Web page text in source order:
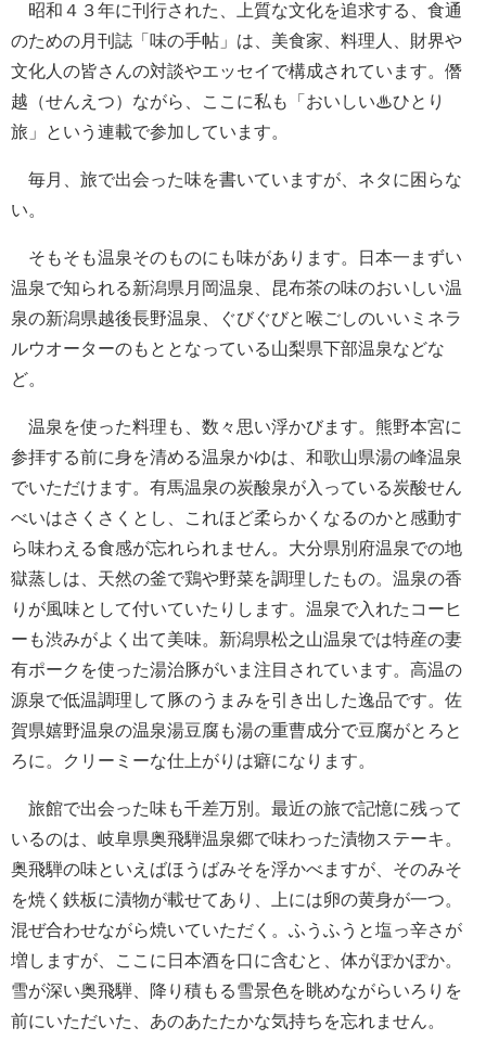
昭和４３年に刊行された、上質な文化を追求する、食通
のための月刊誌「味の手帖」は、美食家、料理人、財界や
文化人の皆さんの対談やエッセイで構成されています。僭
越（せんえつ）ながら、ここに私も「おいしい♨ひとり
旅」という連載で参加しています。
毎月、旅で出会った味を書いていますが、ネタに困らな
い。
そもそも温泉そのものにも味があります。日本一まずい
温泉で知られる新潟県月岡温泉、昆布茶の味のおいしい温
泉の新潟県越後長野温泉、ぐびぐびと喉ごしのいいミネラ
ルウオーターのもととなっている山梨県下部温泉などな
ど。
温泉を使った料理も、数々思い浮かびます。熊野本宮に
参拝する前に身を清める温泉かゆは、和歌山県湯の峰温泉
でいただけます。有馬温泉の炭酸泉が入っている炭酸せん
べいはさくさくとし、これほど柔らかくなるのかと感動す
ら味わえる食感が忘れられません。大分県別府温泉での地
獄蒸しは、天然の釜で鶏や野菜を調理したもの。温泉の香
りが風味として付いていたりします。温泉で入れたコーヒ
ーも渋みがよく出て美味。新潟県松之山温泉では特産の妻
有ポークを使った湯治豚がいま注目されています。高温の
源泉で低温調理して豚のうまみを引き出した逸品です。佐
賀県嬉野温泉の温泉湯豆腐も湯の重曹成分で豆腐がとろと
ろに。クリーミーな仕上がりは癖になります。
旅館で出会った味も千差万別。最近の旅で記憶に残って
いるのは、岐阜県奥飛騨温泉郷で味わった漬物ステーキ。
奥飛騨の味といえばほうばみそを浮かべますが、そのみそ
を焼く鉄板に漬物が載せてあり、上には卵の黄身が一つ。
混ぜ合わせながら焼いていただく。ふうふうと塩っ辛さが
増しますが、ここに日本酒を口に含むと、体がぽかぽか。
雪が深い奥飛騨、降り積もる雪景色を眺めながらいろりを
前にいただいた、あのあたたかな気持ちを忘れません。